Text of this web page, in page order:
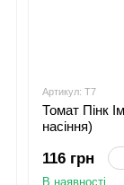
Артикул: T7
Томат Пінк
насіння)
116 грн
В наявності